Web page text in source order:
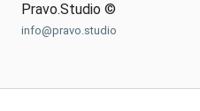
Pravo.Studio ©
info@pravo.studio